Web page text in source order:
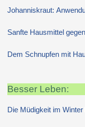
Johanniskraut:
Sanfte Hausmittel
Dem Schnupfen mit
Besser Leben:
Die Müdigkeit im Winter